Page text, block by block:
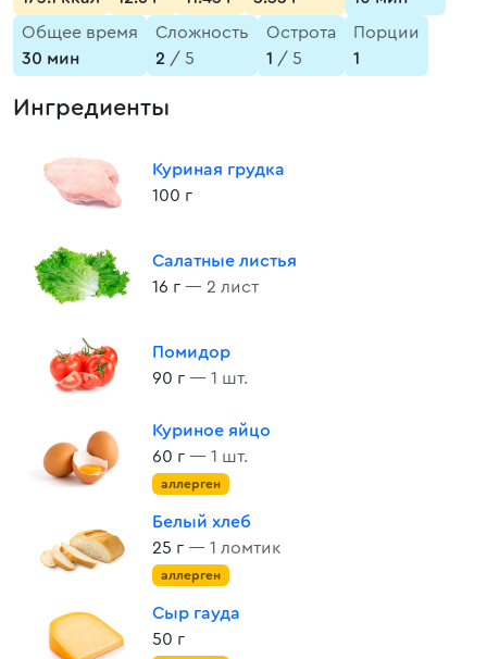
Общее время
30 мин
Сложность
2 / 5
Острота
1 / 5
Порции
1
Ингредиенты
Куриная грудка
100 г
Салатные листья
16 г — 2 лист
Помидор
90 г — 1 шт.
Куриное яйцо
60 г — 1 шт.
аллерген
Белый хлеб
25 г — 1 ломтик
аллерген
Сыр гауда
50 г